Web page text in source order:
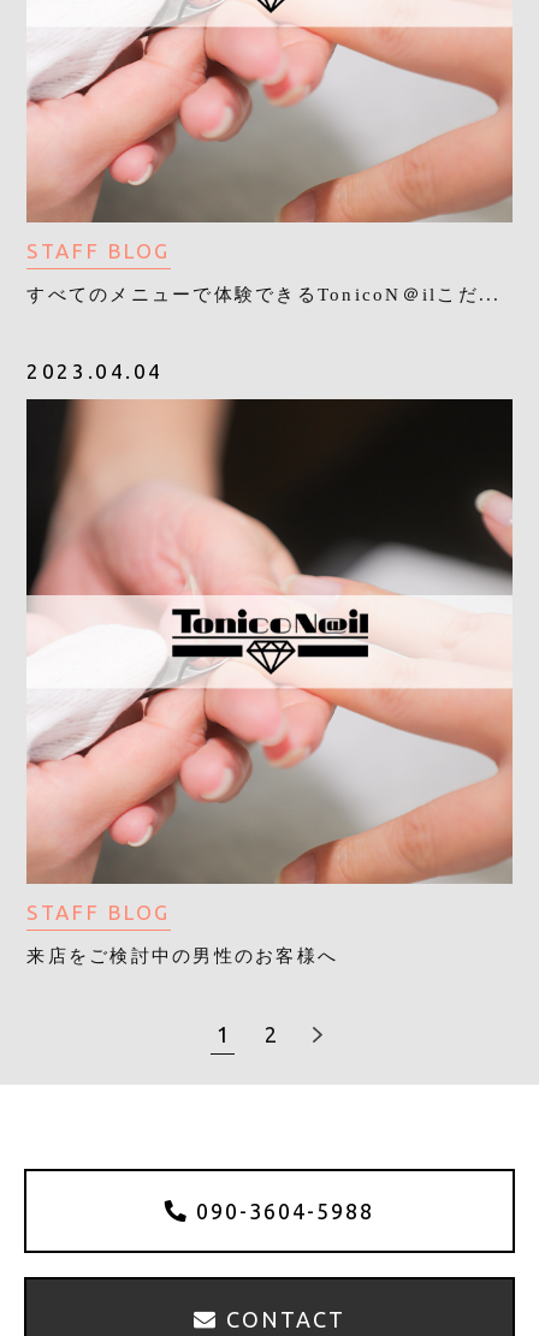
STAFF BLOG
すべてのメニューで体験できるTonicoN＠ilこだ...
2023.04.04
STAFF BLOG
来店をご検討中の男性のお客様へ
1 2
090-3604-5988
CONTACT